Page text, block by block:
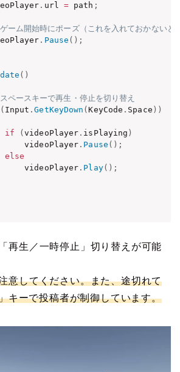
. url = path ;
ム開始時にポーズ（これを入れておかないと
. Pause ( ) ;
( )
ースキーで再生・停止を切り替え
( Input .GetKeyDown (KeyCode . Space ) )
if
(videoPlayer . isPlaying )
videoPlayer
. Pause ( ) ;
else
videoPlayer
. Play( ) ;
再生／一時停止」切り替えが可能
意してください。また、途切れて
キーで投稿者が制御しています。